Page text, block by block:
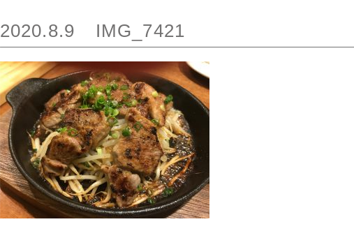
2020.8.9 IMG_7421